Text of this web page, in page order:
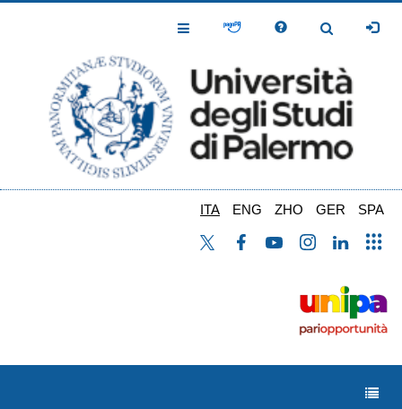
Toggle
Toggle
ITA ENG ZHO GER SPA